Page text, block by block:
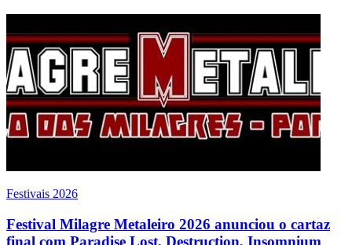
Festivais 2026
Festival Milagre Metaleiro 2026 anunciou o cartaz
final com Paradise Lost, Destruction, Insomnium